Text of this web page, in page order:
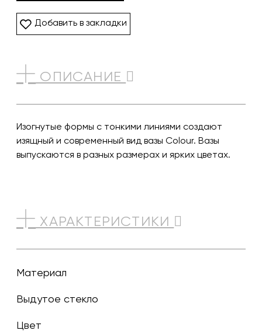
Добавить в закладки
ОПИСАНИЕ
Изогнутые формы с тонкими линиями создают
изящный и современный вид вазы Colour. Вазы
выпускаются в разных размерах и ярких цветах.
ХАРАКТЕРИСТИКИ
Материал
Выдутое стекло
Цвет